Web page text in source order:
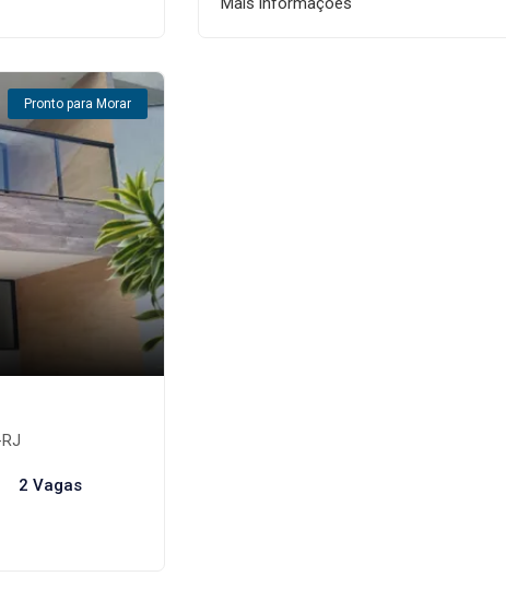
Pronto para Morar
2 Vagas